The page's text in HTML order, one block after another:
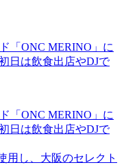
「ONC MERINO」に
日は飲食出店やDJで
「ONC MERINO」に
日は飲食出店やDJで
用し、大阪のセレクト